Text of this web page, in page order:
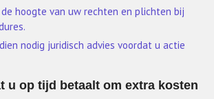
hoogte van uw rechten en plichten bij
nodig juridisch advies voordat u actie
u op tijd betaalt om extra kosten